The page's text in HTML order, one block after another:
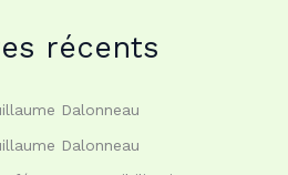
récents
Dalonneau
Dalonneau